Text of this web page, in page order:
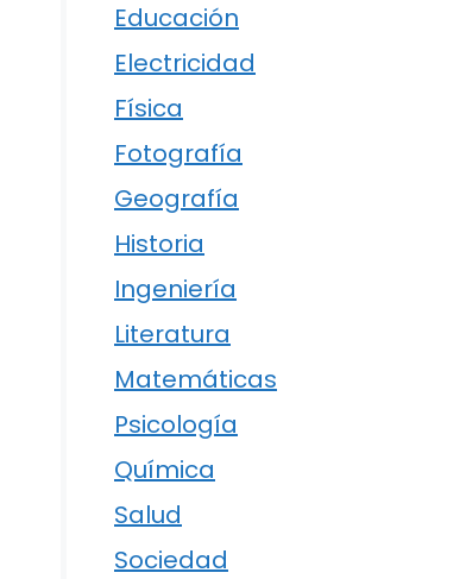
Educación
Electricidad
Física
Fotografía
Geografía
Historia
Ingeniería
Literatura
Matemáticas
Psicología
Química
Salud
Sociedad